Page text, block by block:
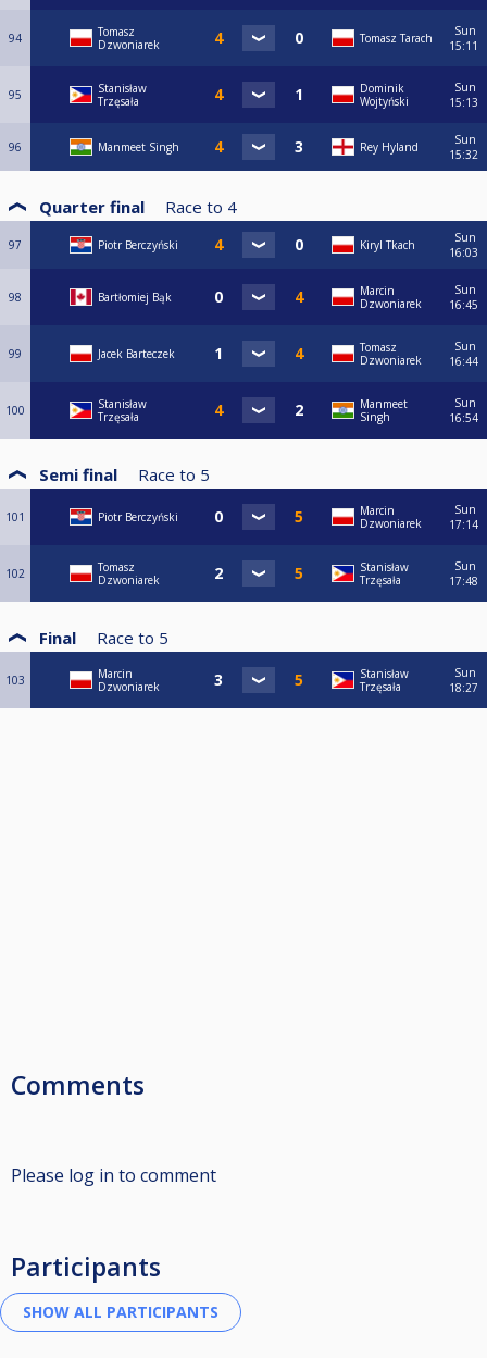
94
Tomasz
Dzwoniarek
Tomasz Tarach
Sun
15:11
95
Stanisław
Trzęsała
Dominik
Wojtyński
Sun
15:13
96 Manmeet Singh Rey Hyland
Sun
15:32
Quarter final Race to 4
97 Piotr Berczyński Kiryl Tkach
Sun
16:03
98 Bartłomiej Bąk
Marcin
Dzwoniarek
Sun
16:45
99 Jacek Barteczek
Tomasz
Dzwoniarek
Sun
16:44
100
Stanisław
Trzęsała
Manmeet
Singh
Sun
16:54
Semi final Race to 5
101 Piotr Berczyński
Marcin
Dzwoniarek
Sun
17:14
102
Tomasz
Dzwoniarek
Stanisław
Trzęsała
Sun
17:48
Final Race to 5
103
Marcin
Dzwoniarek
Stanisław
Trzęsała
Sun
18:27
Comments
Please log in to comment
Participants